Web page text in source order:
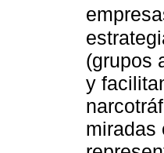
(grupos
y
miradas